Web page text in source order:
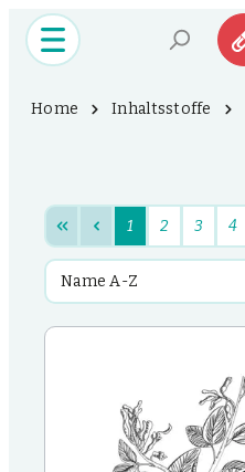
Home Inhaltsstoffe
1 2 3 4